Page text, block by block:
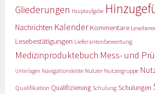
Gliederungen Hauptaufgabe
Nachrichten KalenderKommentare
Lesebestätigungen Lieferantenbewertung
Medizinproduktebuch Mess- und
Unterlagen Navigationsleiste Nutzer Nutzergruppe
Qualifikation Qualifizierung Schulung Schulungen